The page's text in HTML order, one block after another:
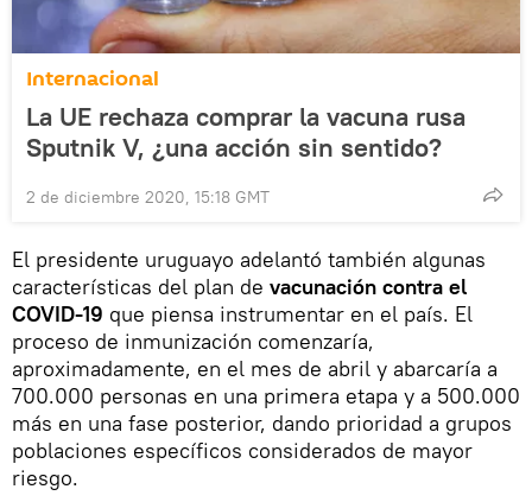
Internacional
La UE rechaza comprar la vacuna rusa
Sputnik V, ¿una acción sin sentido?
2 de diciembre 2020, 15:18 GMT
El presidente uruguayo adelantó también algunas
características del plan de vacunación contra el
COVID-19 que piensa instrumentar en el país. El
proceso de inmunización comenzaría,
aproximadamente, en el mes de abril y abarcaría a
700.000 personas en una primera etapa y a 500.000
más en una fase posterior, dando prioridad a grupos
poblaciones específicos considerados de mayor
riesgo.